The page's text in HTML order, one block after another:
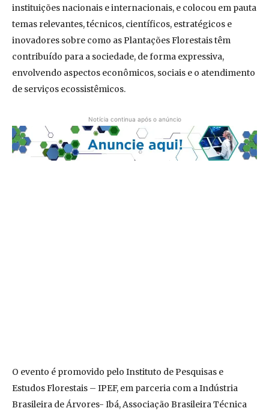
instituições nacionais e internacionais, e colocou em pauta
temas relevantes, técnicos, científicos, estratégicos e
inovadores sobre como as Plantações Florestais têm
contribuído para a sociedade, de forma expressiva,
envolvendo aspectos econômicos, sociais e o atendimento
de serviços ecossistêmicos.
Notícia continua após o anúncio
O evento é promovido pelo Instituto de Pesquisas e
Estudos Florestais – IPEF, em parceria com a Indústria
Brasileira de Árvores- Ibá, Associação Brasileira Técnica